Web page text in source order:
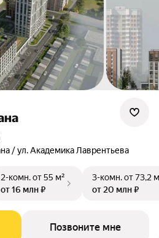
/ ул. Академика Лаврентьева
2-комн.от 55 м²
от 16 млн ₽
3-комн.от 73,2
от 20 млн ₽
Позвоните мне